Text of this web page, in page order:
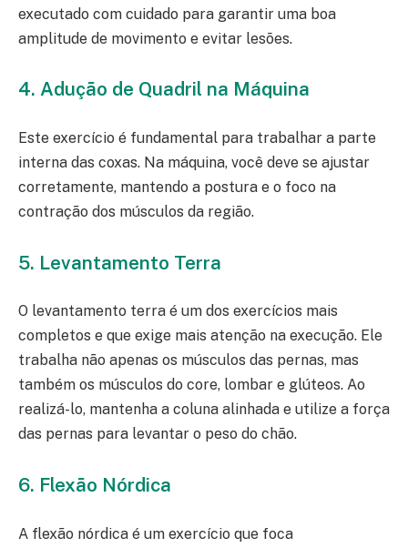
executado com cuidado para garantir uma boa
amplitude de movimento e evitar lesões.
4. Adução de Quadril na Máquina
Este exercício é fundamental para trabalhar a parte
interna das coxas. Na máquina, você deve se ajustar
corretamente, mantendo a postura e o foco na
contração dos músculos da região.
5. Levantamento Terra
O levantamento terra é um dos exercícios mais
completos e que exige mais atenção na execução. Ele
trabalha não apenas os músculos das pernas, mas
também os músculos do core, lombar e glúteos. Ao
realizá-lo, mantenha a coluna alinhada e utilize a força
das pernas para levantar o peso do chão.
6. Flexão Nórdica
A flexão nórdica é um exercício que foca